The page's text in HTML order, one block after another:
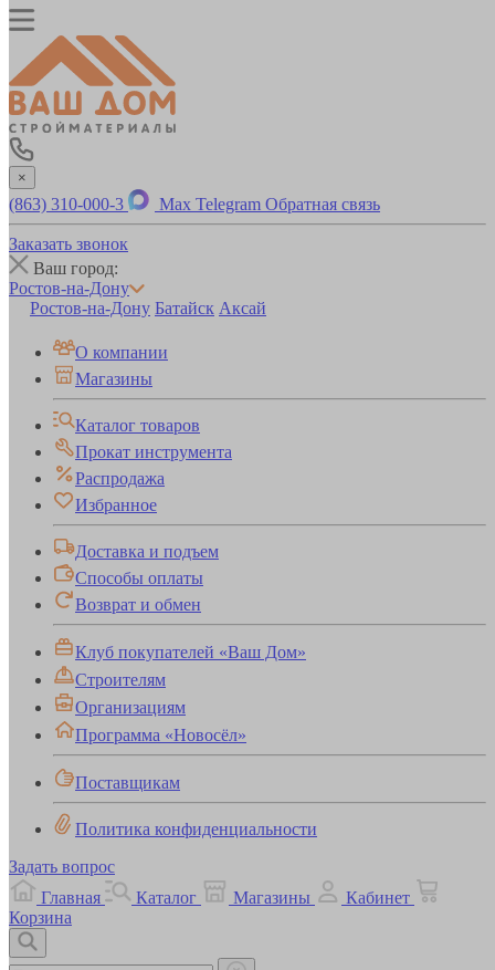
×
(863) 310-000-3 Max Telegram Обратная связь
Заказать звонок
Ваш город:
Ростов-на-Дону
Ростов-на-Дону Батайск Аксай
О компании
Магазины
Каталог товаров
Прокат инструмента
Распродажа
Избранное
Доставка и подъем
Способы оплаты
Возврат и обмен
Клуб покупателей «Ваш Дом»
Строителям
Организациям
Программа «Новосёл»
Поставщикам
Политика конфиденциальности
Задать вопрос
Главная
Каталог Магазины
Кабинет
Корзина